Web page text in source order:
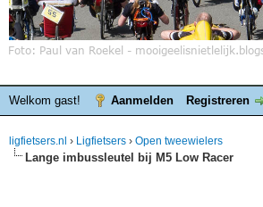
Welkom gast! Aanmelden Registreren
ligfietsers.nl › Ligfietsers › Open tweewielers
Lange imbussleutel bij M5 Low Racer